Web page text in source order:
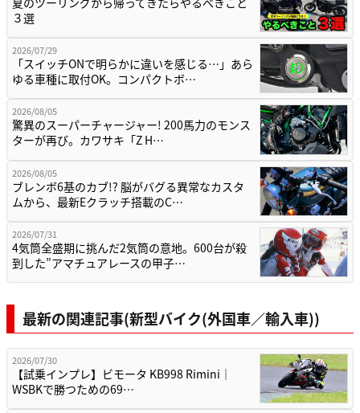
３選
2026/07/29
「スイッチONで明らかに違いを感じる…」あら
ゆる車種に取付OK。コンパクトボ…
2026/08/05
驚異のスーパーチャージャー! 200馬力のモンス
ターが再び。カワサキ「Z H…
2026/08/05
ブレンボ6基のカブ!? 脳がバグる異常なカスタ
ムから、最新Eクラッチ搭載のC…
2026/07/31
4気筒全盛期に挑んだ2気筒の意地。600台が殺
到した”アマチュアレースの甲子…
最新の関連記事(新型バイク(外国車／輸入車))
2026/07/30
【試乗インプレ】ビモータ KB998 Rimini｜
WSBKで勝つための69…